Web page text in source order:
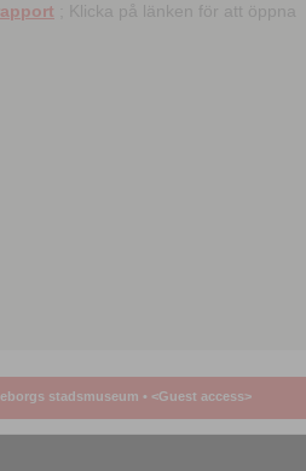
; Klicka på länken för att öppna
stadsmuseum • <Guest access>